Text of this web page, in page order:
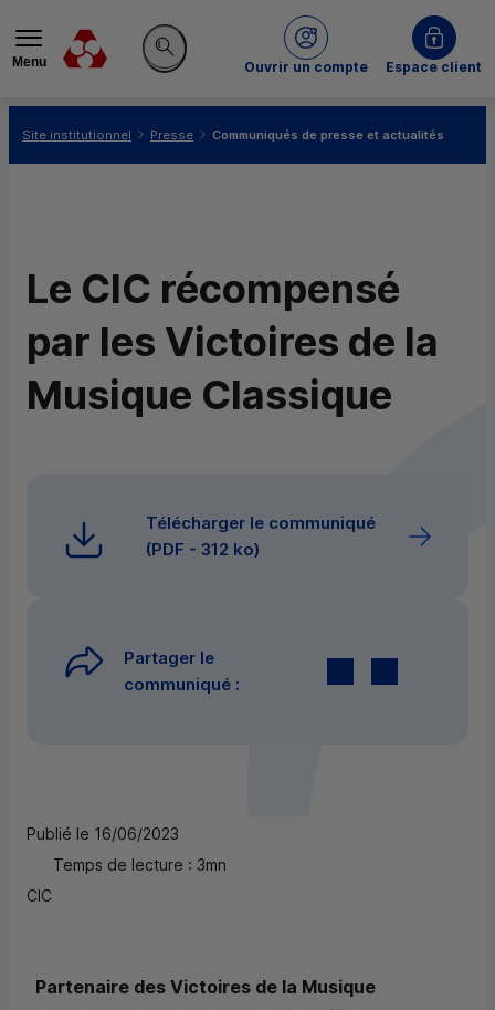
Menu
Rechercher sur le site
Ouvrir un compte
du Crédit MutuelEspace client
Site institutionnel Presse Communiqués de presse et actualités
Le CIC récompensé
par les Victoires de la
Musique Classique
Télécharger le communiqué
(PDF - 312 ko)
Partager le
communiqué :
Publié le 16/06/2023
Temps de lecture : 3mn
CIC
Partenaire des Victoires de la Musique